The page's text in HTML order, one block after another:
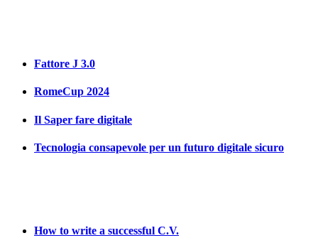
Fattore J 3.0
RomeCup 2024
Il Saper fare digitale
Tecnologia consapevole per un futuro digitale sicuro
How to write a successful C.V.